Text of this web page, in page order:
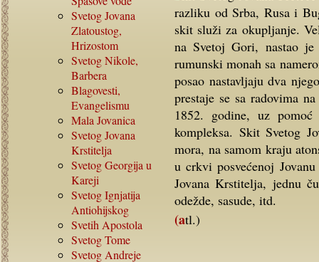
Svetog Jovana
Zlatoustog,
Hrizostom
Svetog Nikole,
Barbera
Blagovesti,
Evangelismu
Mala Jovanica
Svetog Jovana
Krstitelja
Svetog Georgija u
Kareji
Svetog Ignjatija
Antiohijskog
Svetih Apostola
Svetog Tome
Svetog Andreje
razliku od Srba, Rusa i
skit služi za okupljanje.
na Svetoj Gori, nastao
rumunski monah sa
posao nastavljaju dva
prestaje se sa radovima
1852. godine, uz pomoć
kompleksa. Skit Svetog
mora, na samom kraju
u crkvi posvećenoj
Jovana Krstitelja, jednu
odežde, sasude, itd.
(atl.)